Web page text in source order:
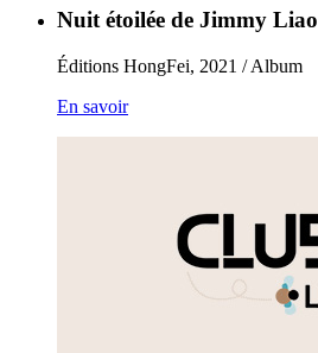
Nuit étoilée de Jimmy Liao
Éditions HongFei, 2021 / Album
En savoir